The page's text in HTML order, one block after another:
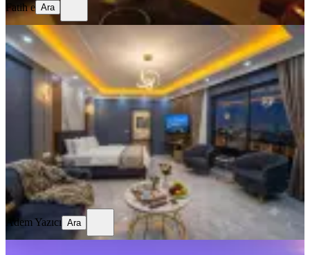
Fatih e Ara
ÖNE ÇIKAN
Etlik Aşağı Eğlencede Antares Awm
Yakını Jakuzili Klimalı Lüx Daire
Ankara, Keçiören
1+1· 100 m²·4. Kat·02.08.2026
999 ₺
Adem Yazıcı
Ara
Adem Yazıcı Ara